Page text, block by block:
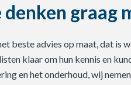
denken graag
beste advies op maat, dat is
klaar om hun kennis en
en het onderhoud, wij